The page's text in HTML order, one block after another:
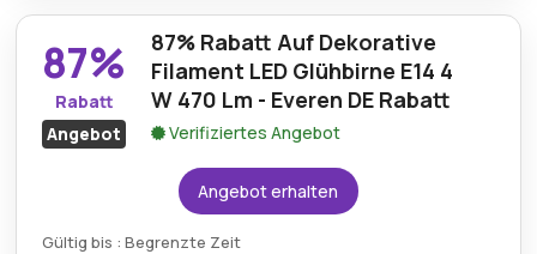
aktuellen Gutscheinangeboten von Everen.de für
ausgewählte Premium-Beleuchtungskörper und LED-
Haushaltsartikel online.
87%
Rabatt
Angebot
87% Rabatt Auf Dekorative
Filament LED Glühbirne E14 4
W 470 Lm - Everen DE Rabatt
Verifiziertes Angebot
Angebot erhalten
Gültig bis : Begrenzte Zeit